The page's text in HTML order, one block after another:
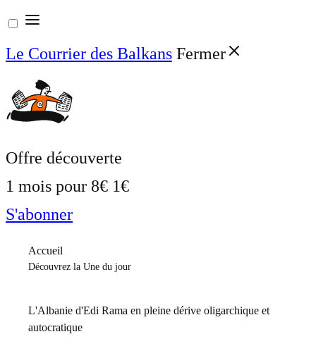
Aller
au
contenu
Le Courrier des Balkans Fermer
Offre découverte
1 mois pour 8€ 1€
S'abonner
Accueil
Découvrez la Une du jour
L'Albanie d'Edi Rama en pleine dérive oligarchique et
autocratique